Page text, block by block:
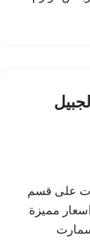
على قسم
مميزة
سمارت